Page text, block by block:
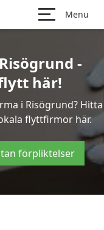
Menu
-
här!
i Risögrund? Hitta
flyttfirmor här.
förpliktelser